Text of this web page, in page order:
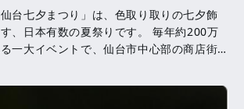
台七夕まつり」は、色取り取りの七夕飾
、日本有数の夏祭りです。 毎年約200万
一大イベントで、仙台市中心部の商店街